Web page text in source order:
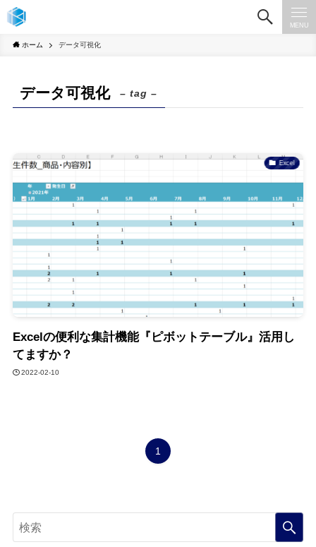
MENU
ホーム データ可視化
データ可視化 – tag –
Excel
Excelの便利な集計機能『ピボットテーブル』活用し
てますか？
2022-02-10
1